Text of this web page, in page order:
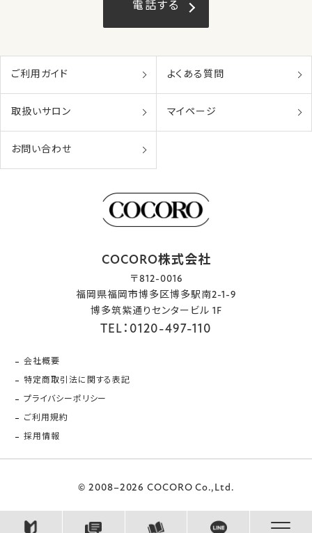
電話する
ご利用ガイド よくある質問
取扱いサロン マイページ
お問い合わせ
COCORO株式会社
〒812-0016
福岡県福岡市博多区博多駅南2-1-9
博多筑紫通りセンタービル 1F
TEL：0120-497-110
会社概要
特定商取引法に関する表記
プライバシーポリシー
ご利用規約
採用情報
© 2008–2026 COCORO Co.,Ltd.